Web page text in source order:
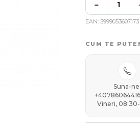
EAN 5999053607173
−
CUM TE
Suna-ne:
Vineri, 08:30-